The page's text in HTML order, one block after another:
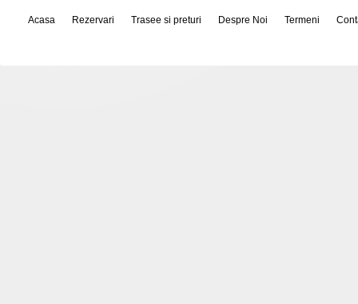
Acasa Rezervari Trasee si preturi Despre Noi Termeni